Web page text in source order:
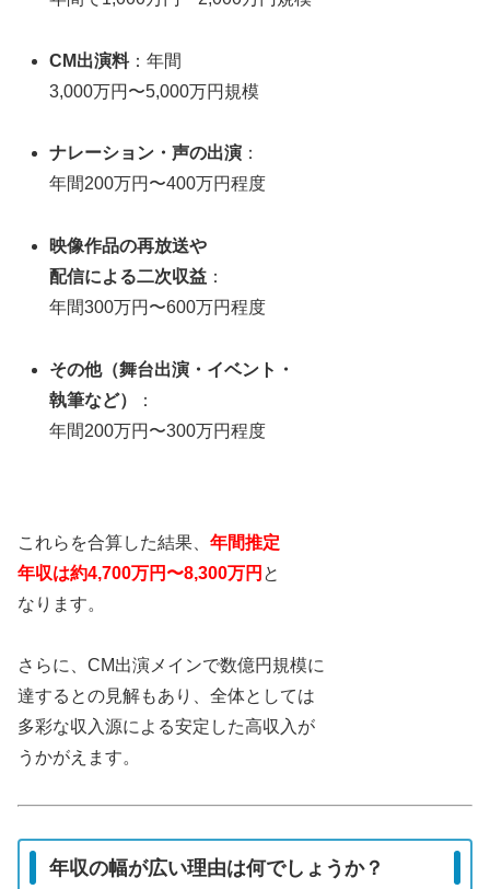
CM出演料：年間
3,000万円〜5,000万円規模
ナレーション・声の出演 ：
年間200万円〜400万円程度
映像作品の再放送や
配信による二次収益 ：
年間300万円〜600万円程度
その他（舞台出演・イベント・
執筆など）
：
年間200万円〜300万円程度
これらを合算した結果、 年間推定
年収は約4,700万円〜8,300万円 と
なります。
さらに、CM出演メインで数億円規模に
達するとの見解もあり、全体としては
多彩な収入源による安定した高収入が
うかがえます。
年収の幅が広い理由は何でしょうか？